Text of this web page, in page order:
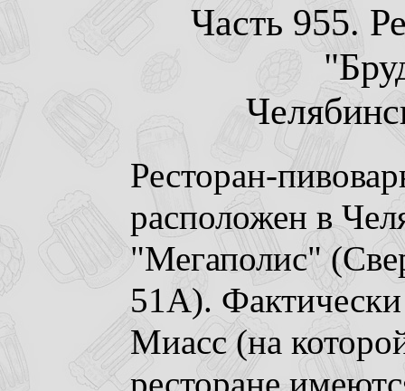
Часть 955.
Ресторан-
расположен в
"Мегаполис"
51А).
Миасс (на